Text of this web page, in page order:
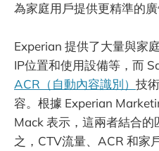
為家庭用戶提供更精準的廣
Experian 提供了大量與家
IP位置和使用設備等，而
ACR（自動內容識別） 技
容。根據 Experian
Mack 表示，這兩者結合
之，CTV流量、ACR 和家